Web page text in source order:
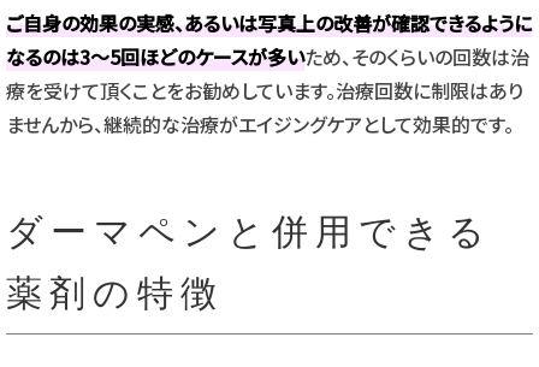
ご自身の効果の実感、あるいは写真上の改善が確認できるように
なるのは3～5回ほどのケースが多いため、そのくらいの回数は治
療を受けて頂くことをお勧めしています。治療回数に制限はあり
ませんから、継続的な治療がエイジングケアとして効果的です。
ダーマペンと併用できる
薬剤の特徴